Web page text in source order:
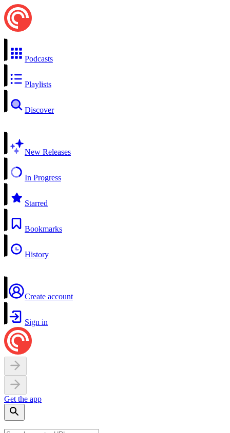
Podcasts
Playlists
Discover
New Releases
In Progress
Starred
Bookmarks
History
Create account
Sign in
Get the app